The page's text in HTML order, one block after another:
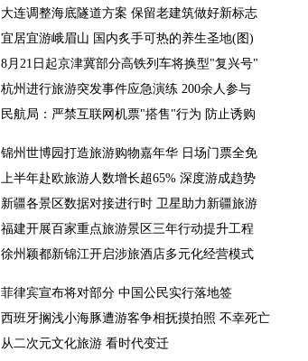
大连调整海底隧道方案 保留老建筑做好新标志
宜居宜游峨眉山 国内炙手可热的养生圣地(图)
8月21日起京津冀部分高铁列车将换型"复兴号"
杭州进行旅游突发事件应急演练 200余人参与
民航局：严禁互联网机票"搭售"行为 防止诱购
锦州世博园打造旅游购物嘉年华 日场门票全免
上半年赴欧旅游人数增长超65% 深度游成趋势
新疆各景区数据对接进行时 卫星助力新疆旅游
福建开展百家重点旅游景区三年行动提升工程
徐州颖都新锦江开启涉旅酒店多元化经营模式
菲律宾宣布将对部分 中国公民实行落地签
西班牙搁浅小海豚遭游客争相抚摸拍照 不幸死亡
从二次元文化旅游 看时代变迁